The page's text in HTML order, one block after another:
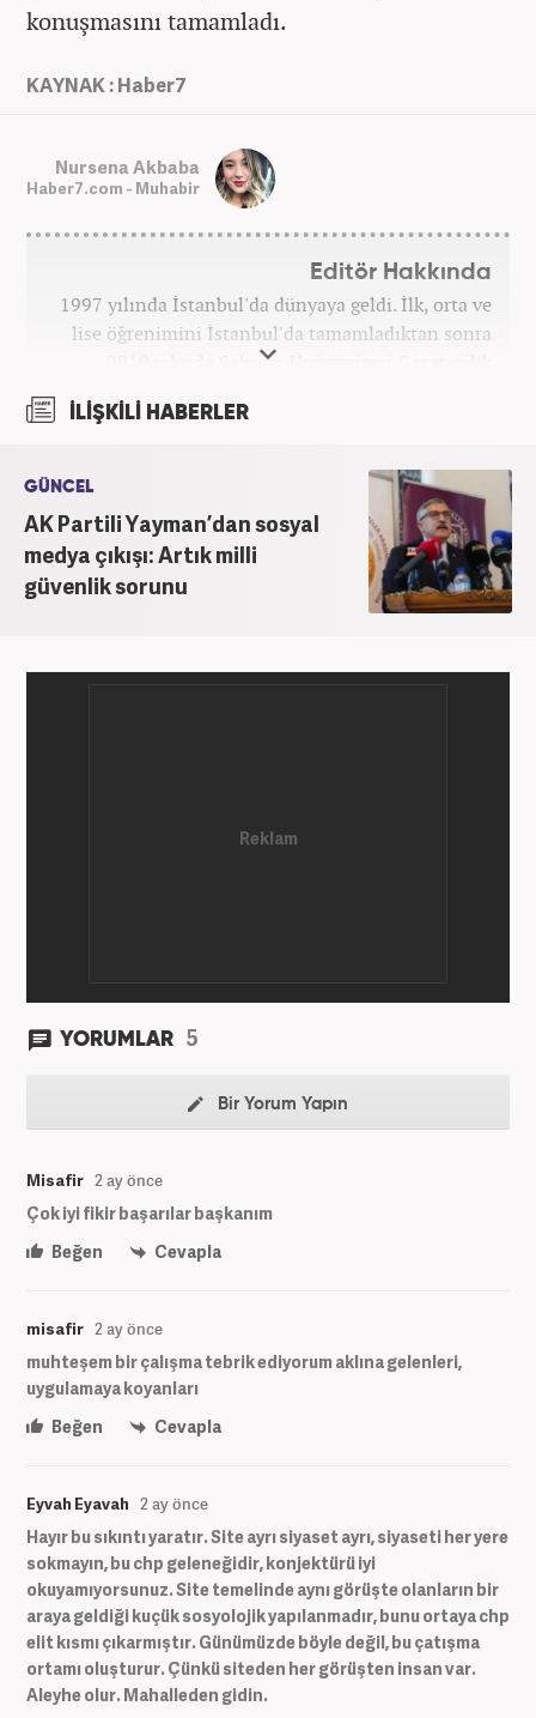
konuşmasını tamamladı.
KAYNAK : Haber7
Nursena Akbaba
Haber7.com - Muhabir
Editör Hakkında
1997 yılında İstanbul'da dünyaya geldi. İlk, orta ve
lise öğrenimini İstanbul'da tamamladıktan sonra
2019 yılında Sakarya Üniversitesi Gazetecilik
Gazetesi ve 2019 yılında TRT'de stajlarını
Grubu bünyesinde yer alan Haber7.com'da mesleki
hayatına devam etmektedir.
İLİŞKİLİ HABERLER
GÜNCEL
AK Partili Yayman’dan sosyal
medya çıkışı: Artık milli
güvenlik sorunu
YORUMLAR 5
Bir Yorum Yapın
Misafir 2 ay önce
Çok iyi fikir başarılar başkanım
Beğen
Cevapla
misafir 2 ay önce
muhteşem bir çalışma tebrik ediyorum aklına gelenleri,
uygulamaya koyanları
Beğen
Cevapla
Eyvah Eyavah 2 ay önce
Hayır bu sıkıntı yaratır. Site ayrı siyaset ayrı, siyaseti her yere
sokmayın, bu chp geleneğidir, konjektürü iyi
okuyamıyorsunuz. Site temelinde aynı görüşte olanların bir
araya geldiği kuçük sosyolojik yapılanmadır, bunu ortaya chp
elit kısmı çıkarmıştır. Günümüzde böyle değil, bu çatışma
ortamı oluşturur. Çünkü siteden her görüşten insan var.
Aleyhe olur. Mahalleden gidin.